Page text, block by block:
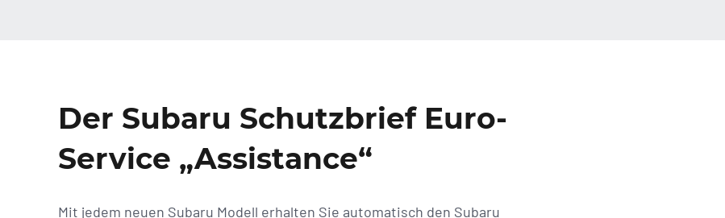
Der Subaru Schutzbrief Euro-
Service „Assistance“
Mit jedem neuen Subaru Modell erhalten Sie automatisch den Subaru